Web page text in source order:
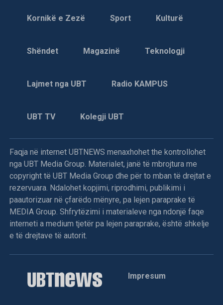
Kornikë e Zezë Sport Kulturë
Shëndet Magazinë Teknologji
Lajmet nga UBT Radio KAMPUS
UBT TV Kolegji UBT
Faqja në internet UBTNEWS menaxhohet the kontrollohet
nga UBT Media Group. Materialet, janë të mbrojtura me
copyright të UBT Media Group dhe për to mban të drejtat e
rezervuara. Ndalohet kopjimi, riprodhimi, publikimi i
paautorizuar në çfarëdo mënyre, pa lejen paraprake të
MEDIA Group. Shfrytëzimi i materialeve nga ndonjë faqe
interneti a medium tjetër pa lejen paraprake, është shkelje
e të drejtave të autorit.
Impresum